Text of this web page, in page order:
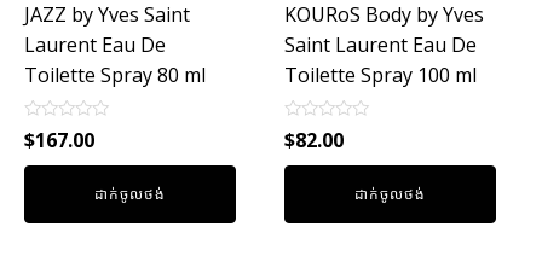
JAZZ by Yves Saint
Laurent Eau De
Toilette Spray 80 ml
Rated
0
out
$167.00
ដាក់ចូលថង់
KOURoS Body by Yves
Saint Laurent Eau De
Toilette Spray 100 ml
Rated
0
out
$82.00
ដាក់ចូលថង់